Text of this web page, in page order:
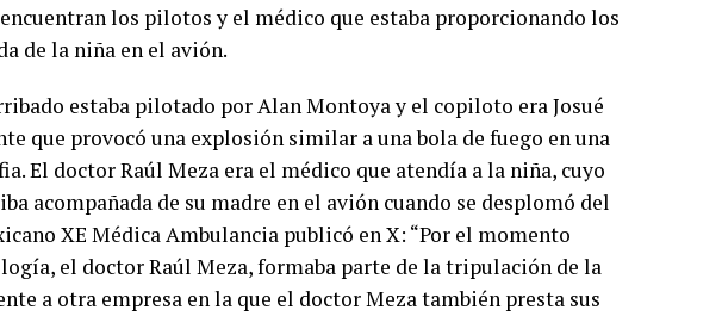
los pilotos y el médico que estaba proporcionando los
de la niña en el avión.
estaba pilotado por Alan Montoya y el copiloto era Josué
que provocó una explosión similar a una bola de fuego en una
El doctor Raúl Meza era el médico que atendía a la niña, cuyo
acompañada de su madre en el avión cuando se desplomó del
XE Médica Ambulancia publicó en X: “Por el momento
el doctor Raúl Meza, formaba parte de la tripulación de la
a otra empresa en la que el doctor Meza también presta sus